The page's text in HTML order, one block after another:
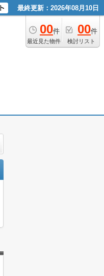
最終更新：2026年08月10日
00件
最近見た物件
00件
検討リスト